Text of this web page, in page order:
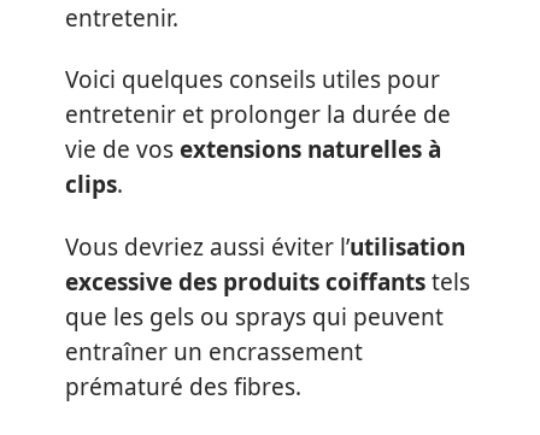
entretenir.
Voici quelques conseils utiles pour
entretenir et prolonger la durée de
vie de vosextensions naturelles à
clips.
Vous devriez aussi éviter l’utilisation
excessive des produits coiffantstels
que les gels ou sprays qui peuvent
entraîner un encrassement
prématuré des fibres.